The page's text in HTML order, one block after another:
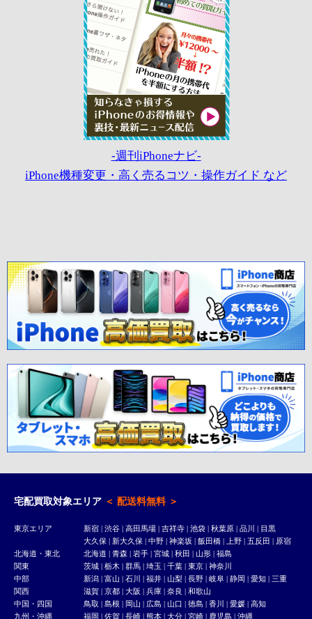
-週刊iPhoneナビ-
iPhone機種変更・高く売るコツ・操作ガイド など
宅配買取対象エリア ＜ 配送料無料 ＞
東京エリア 新宿 | 渋谷 | 高田馬場 | 吉祥寺 | 池袋 | 秋葉原 | 品川 | 目黒
大久保 | 新大久保 | 中野 | 神楽坂 | 飯田橋 | 上野 | 五反田 | 原宿
北海道・東北
北海道 | 青森 | 岩手 | 宮城 | 秋田 | 山形 | 福島
関東
茨城 | 栃木 | 群馬 | 埼玉 | 千葉 | 東京 | 神奈川
中部
新潟 | 富山 | 石川 | 福井 | 山梨 | 長野 | 岐阜 | 静岡 | 愛知 | 三重
関西
滋賀 | 京都 | 大阪 | 兵庫 | 奈良 | 和歌山
中国・四国
鳥取 | 島根 | 岡山 | 広島 | 山口 | 徳島 | 香川 | 愛媛 | 高知
九州・沖縄
福岡 | 佐賀 | 長崎 | 熊本 | 大分 | 宮崎 | 鹿児島 | 沖縄